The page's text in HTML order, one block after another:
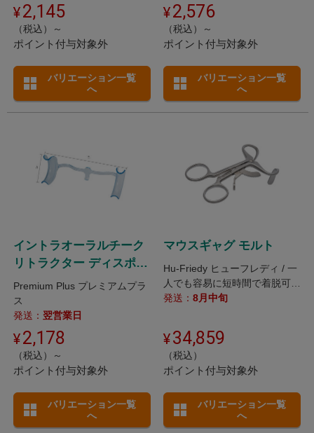
2,145
（税込）～
ポイント付与対象外
バリエーション一覧
へ
2,576
（税込）～
ポイント付与対象外
バリエーション一覧
へ
イントラオーラルチーク
リトラクター ディスポー
ザブル
Premium Plus プレミアムプラ
ス
発送： 翌営業日
2,178
（税込）～
ポイント付与対象外
バリエーション一覧
へ
マウスギャグ モルト
Hu-Friedy ヒューフレディ / 一
人でも容易に短時間で着脱可
能。 訪問診療でも活躍しま
発送： 8月中旬
34,859
（税込）
ポイント付与対象外
バリエーション一覧
へ